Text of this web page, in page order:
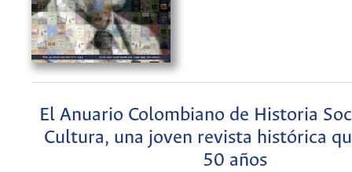
El Anuario Colombiano de Historia
Cultura, una joven revista histórica
50 años